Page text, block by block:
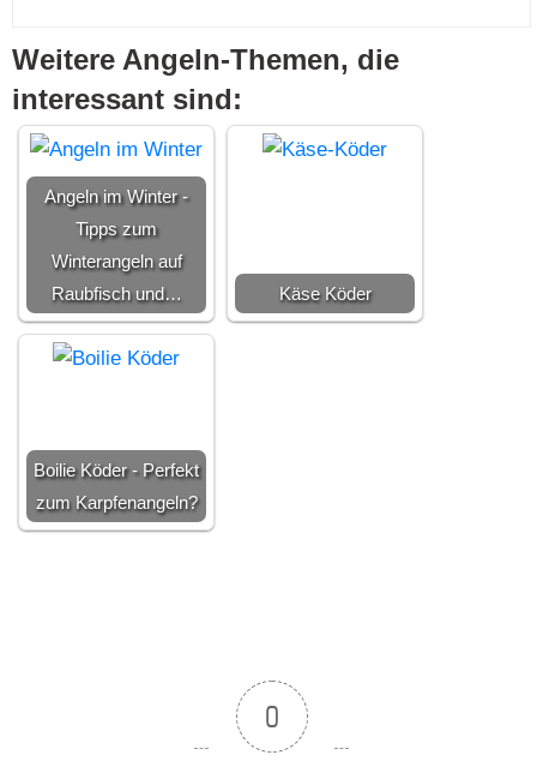
Weitere Angeln-Themen, die
interessant sind:
Angeln im Winter -
Tipps zum
Winterangeln auf
Raubfisch und…
Käse Köder
Boilie Köder - Perfekt
zum Karpfenangeln?
0